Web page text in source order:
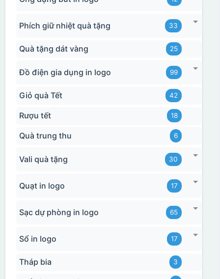
Hộp xi biểu trưng
Phích giữ nhiệt quà tặng 33
Quà tặng dát vàng 25
Đồ điện gia dụng in logo 99
Giỏ quà Tết 42
Rượu tết 18
Quà trung thu 6
Vali quà tặng 30
Quạt in logo 17
Sạc dự phòng in logo 65
Sổ in logo 17
Tháp bia 3